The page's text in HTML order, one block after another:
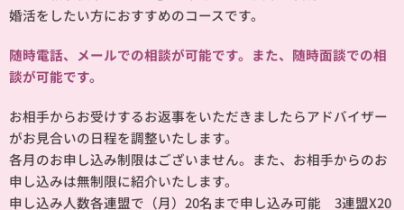
婚活をしたい方におすすめのコースです。
随時電話、メールでの相談が可能です。また、随時面談での相
談が可能です。
お相手からお受けするお返事をいただきましたらアドバイザー
がお見合いの日程を調整いたします。
各月のお申し込み制限はございません。また、お相手からのお
申し込みは無制限に紹介いたします。
申し込み人数各連盟で（月）20名まで申し込み可能 3連盟X20